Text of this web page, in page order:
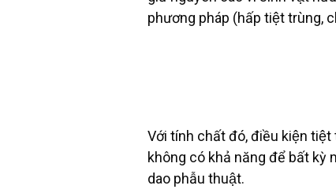
phương pháp (hấp tiệt trùng,
Với tính chất đó, điều kiện
không có khả năng để bất kỳ
dao phẫu thuật.